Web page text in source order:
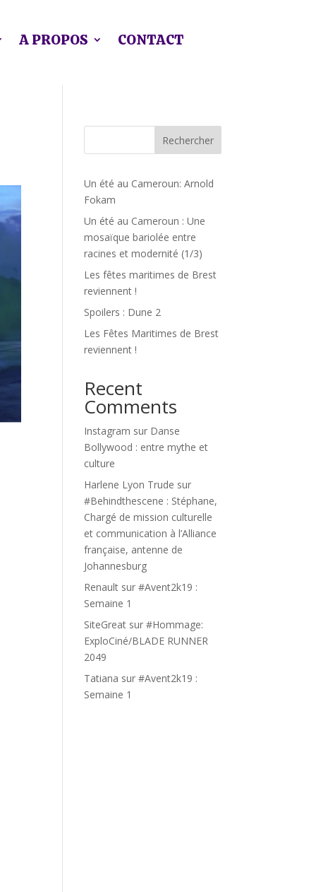
A PROPOS CONTACT
Rechercher
Un été au Cameroun: Arnold
Fokam
Un été au Cameroun : Une
mosaïque bariolée entre
racines et modernité (1/3)
Les fêtes maritimes de Brest
reviennent !
Spoilers : Dune 2
Les Fêtes Maritimes de Brest
reviennent !
Recent
Comments
Instagram sur Danse
Bollywood : entre mythe et
culture
Harlene Lyon Trude sur
#Behindthescene : Stéphane,
Chargé de mission culturelle
et communication à l’Alliance
française, antenne de
Johannesburg
Renault sur#Avent2k19 :
Semaine 1
SiteGreat sur#Hommage:
ExploCiné/BLADE RUNNER
2049
Tatiana sur#Avent2k19 :
Semaine 1